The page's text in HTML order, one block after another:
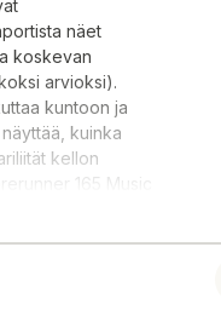
näet
koskevan
arvioksi).
kuntoon ja
kuinka
kellon
165 Music
11 päivää